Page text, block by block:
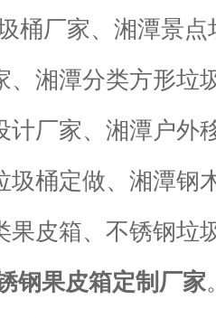
厂家、湘潭景点
、湘潭分类方形垃
计厂家、湘潭户外
圾桶定做、湘潭钢
果皮箱、不锈钢垃
钢果皮箱定制厂家